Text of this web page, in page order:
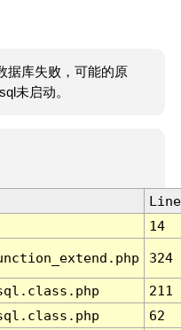
据库失败，可能的原
未启动。
Line
14
324
211
62